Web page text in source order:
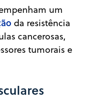
um
da resistência
cancerosas,
tumorais e